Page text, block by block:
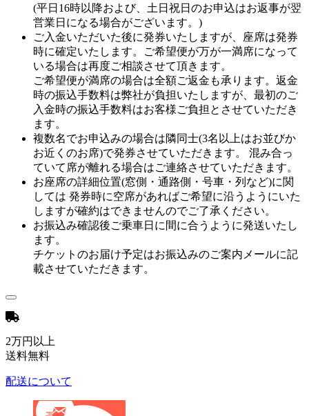
(平日16時以降および、土日祝日のお申込はお返事が翌
営業日になる場合がございます。)
ご入金いただいた後に発券いたしますが、座席は発券
時に確定いたします。ご希望便が万が一満席になって
いる場合は再度ご相談させて頂きます。
ご希望便が満席の場合は全額ご返金も承ります。返金
時の振込手数料は弊社が負担いたしますが、最初のご
入金時の振込手数料はお客様ご負担とさせていただき
ます。
複数名でお申込みの場合は隣同士(3名以上はお並びか
お近くのお席)で発券させていただきます。 混み合っ
ていて席が離れる場合はご連絡させていただきます。
お座席の詳細位置(窓側・通路側・号車・列など)に関
しては 発券時に空席があればご希望に沿うようにいた
しますが確約はできませんのでご了承ください。
お振込み確認後ご乗車日に間に合うように発送いたし
ます。
チケットのお届け予定はお振込みのご案内メールに記
載させていただきます。
2万円以上
送料無料
配送について